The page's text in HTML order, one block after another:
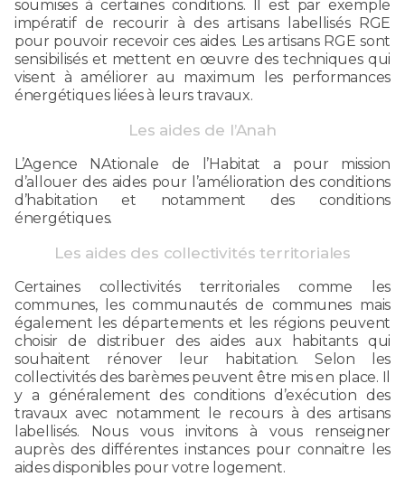
soumises à certaines conditions. Il est par exemple
impératif de recourir à des artisans labellisés RGE
pour pouvoir recevoir ces aides. Les artisans RGE sont
sensibilisés et mettent en œuvre des techniques qui
visent à améliorer au maximum les performances
énergétiques liées à leurs travaux.
Les aides de l’Anah
L’Agence NAtionale de l’Habitat a pour mission
d’allouer des aides pour l’amélioration des conditions
d’habitation et notamment des conditions
énergétiques.
Les aides des collectivités territoriales
Certaines collectivités territoriales comme les
communes, les communautés de communes mais
également les départements et les régions peuvent
choisir de distribuer des aides aux habitants qui
souhaitent rénover leur habitation. Selon les
collectivités des barèmes peuvent être mis en place. Il
y a généralement des conditions d’exécution des
travaux avec notamment le recours à des artisans
labellisés. Nous vous invitons à vous renseigner
auprès des différentes instances pour connaitre les
aides disponibles pour votre logement.